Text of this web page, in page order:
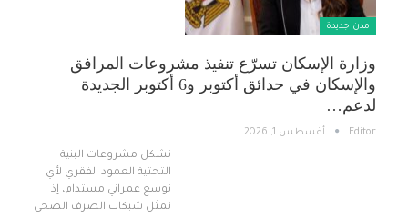
مدن جديدة
وزارة الإسكان تسرّع تنفيذ مشروعات المرافق
والإسكان في حدائق أكتوبر و6 أكتوبر الجديدة
لدعم…
Editor أغسطس 1, 2026
تشكل مشروعات البنية
التحتية العمود الفقري لأي
توسع عمراني مستدام، إذ
تمثل شبكات الصرف الصحي